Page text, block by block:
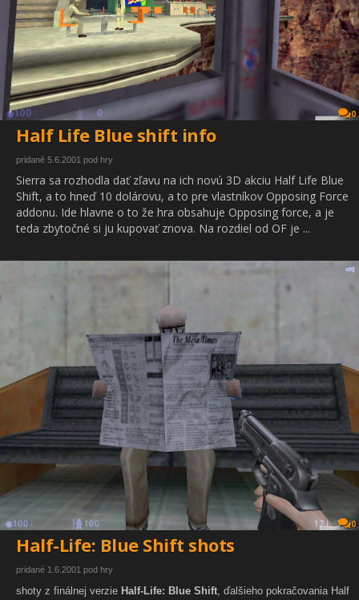
0
Half Life Blue shift info
pridané 5.6.2001 pod hry
Sierra sa rozhodla dať zľavu na ich novú 3D akciu Half Life Blue
Shift, a to hneď 10 dolárovu, a to pre vlastníkov Opposing Force
addonu. Ide hlavne o to že hra obsahuje Opposing force, a je
teda zbytočné si ju kupovať znova. Na rozdiel od OF je ...
0
Half-Life: Blue Shift shots
pridané 1.6.2001 pod hry
shoty z finálnej verzie Half-Life: Blue Shift, ďalšieho pokračovania Half